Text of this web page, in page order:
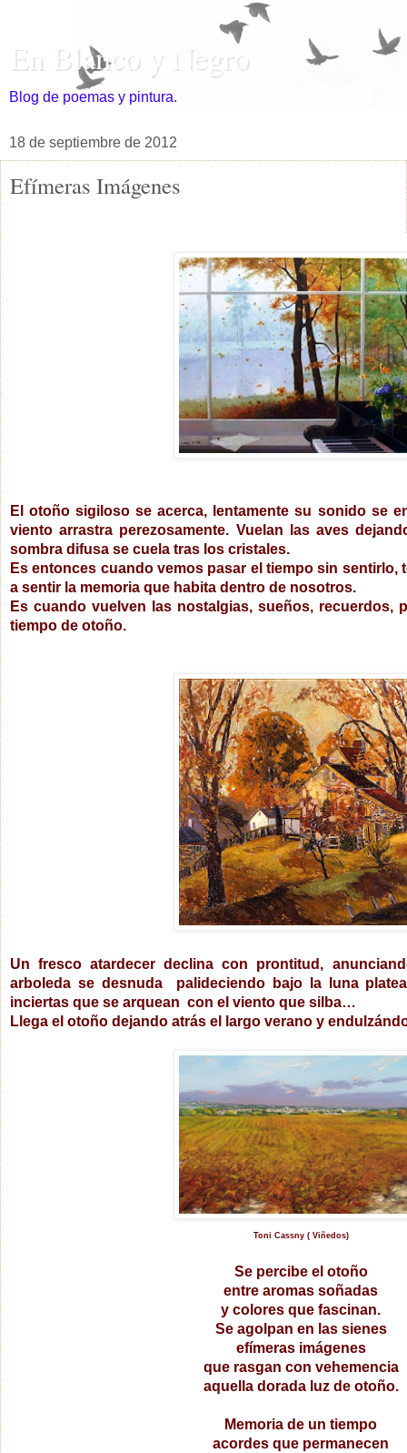
En Blanco y Negro
Blog de poemas y pintura.
18 de septiembre de 2012
Efímeras Imágenes
El otoño sigiloso se acerca, lentamente su sonido se
viento arrastra perezosamente. Vuelan las aves
sombra difusa se cuela tras los cristales.
Es entonces cuando vemos pasar el tiempo sin sentirlo,
a sentir la memoria que habita dentro de nosotros.
Es cuando vuelven las nostalgias, sueños, recuerdos,
tiempo de otoño.
Un fresco atardecer declina con prontitud,
arboleda se desnuda palideciendo bajo la luna
inciertas que se arquean con el viento que silba…
Llega el otoño dejando atrás el largo verano y
Toni Cassny ( Viñedos)
Se percibe el otoño
entre aromas soñadas
y colores que fascinan.
Se agolpan en las sienes
efímeras imágenes
que rasgan con vehemencia
aquella dorada luz de otoño.
Memoria de un tiempo
acordes que permanecen